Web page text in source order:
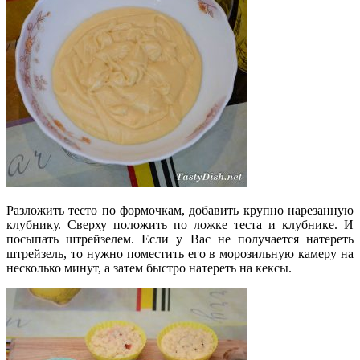
Разложить тесто по формочкам, добавить крупно нарезанную
клубнику. Сверху положить по ложке теста и клубнике. И
посыпать штрейзелем. Если у Вас не получается натереть
штрейзель, то нужно поместить его в морозильную камеру на
несколько минут, а затем быстро натереть на кексы.